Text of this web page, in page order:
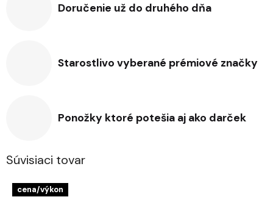
Doručenie už do druhého dňa
Starostlivo vyberané prémiové značky
Ponožky ktoré potešia aj ako darček
Súvisiaci tovar
cena/výkon